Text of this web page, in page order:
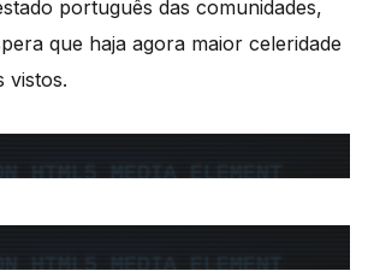
português das comunidades,
que haja agora maior celeridade
vistos.